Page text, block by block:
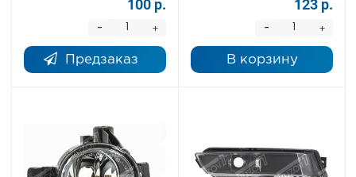
100 р.
+
-
Предзаказ
123 р.
+
-
В корзину